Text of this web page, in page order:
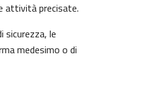
attività precisate.
le
medesimo o di